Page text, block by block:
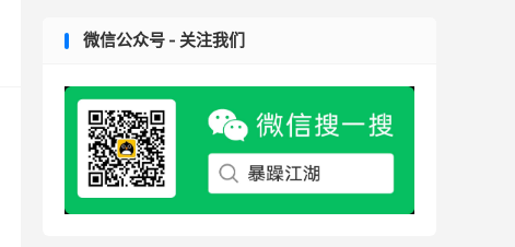
微信公众号 - 关注我们